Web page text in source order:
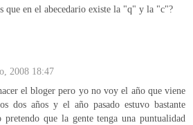
que en el abecedario existe la "q" y la "c"?
2008 18:47
el bloger pero yo no voy el año que viene
dos años y el año pasado estuvo bastante
que la gente tenga una puntualidad